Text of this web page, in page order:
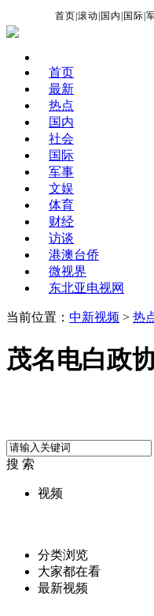
首页 |滚动 国内 国际 |
首页
最新
热点
国内
社会
国际
军事
文娱
体育
财经
访谈
港澳台侨
微视界
东北亚电视网
当前位置： 中新视频 > 热
茂名电白政
搜 索
视频
分类浏览
大家都在看
最新视频